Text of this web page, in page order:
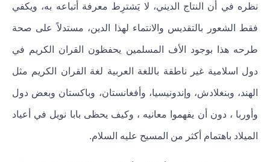
نظره في أن النتاج الديني، لا يَشترِط معرفة أتباعه به، ويكفي
فقط الشعور بالتقديس والانتماء لهذا الدين، مستدلاً على صحة
طرحه هذا بوجود الأف المسلمين يحفظون القران الكريم في
دول اسلامية غير ناطقة باللغة العربية لغة القران الكريم مثل
الهند، وبنغلادش، وإندونيسيا، وأفغانستان، وباكستان وبعض دول
وأوربا ، دون أن يفهموا معانيه ، وكيف يحظى بابا نويل في أعياد
الميلاد باهتمام أكثر من المسيح عليه السلام.